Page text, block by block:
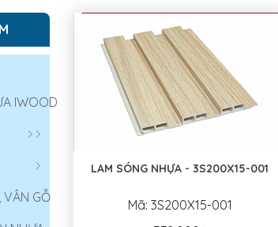
IWOOD
VÂN GỖ
LAM SÓNG NHỰA - 3S200X15-001
Mã: 3S200X15-001